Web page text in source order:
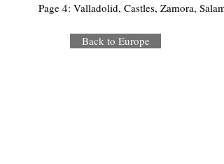
Page 4: Valladolid, Castles, Zamora,
Back to Europe